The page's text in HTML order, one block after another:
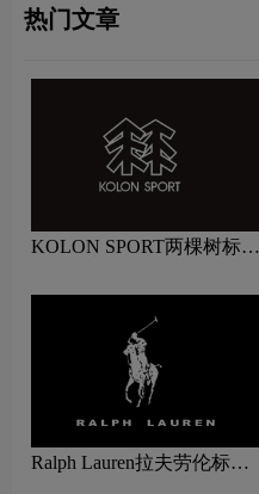
热门文章
KOLON SPORT两棵树标志
Ralph Lauren拉夫劳伦标志